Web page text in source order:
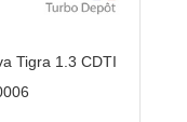
Tigra 1.3 CDTI